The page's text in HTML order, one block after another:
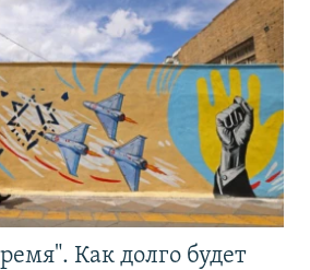
Как долго будет